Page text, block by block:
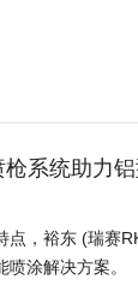
系统助力
点，裕东 (瑞赛
涂解决方案。